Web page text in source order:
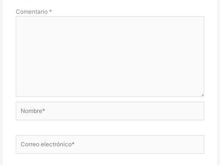
Comentario *
electrónico*